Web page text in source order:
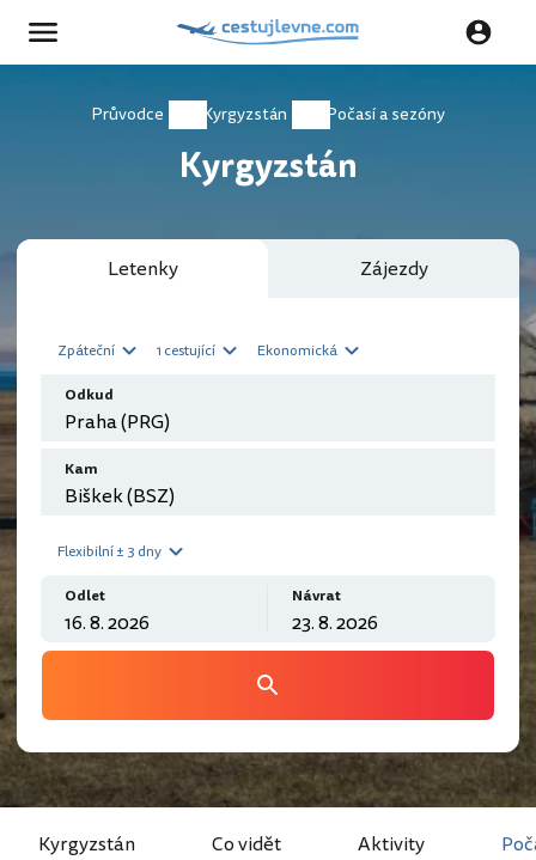
Průvodce Kyrgyzstán Počasí a sezóny
Kyrgyzstán
Letenky Zájezdy
Zpáteční 1 cestující Ekonomická
Odkud
Kam
Flexibilní ± 3 dny
Odlet Návrat
Kyrgyzstán Co vidět Aktivity